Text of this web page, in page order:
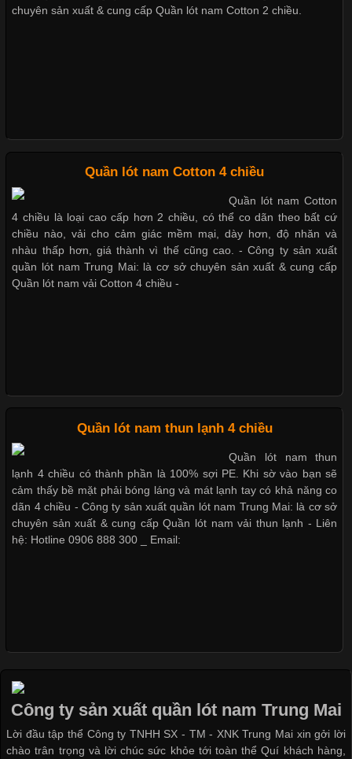
Trong những năm gần đây, vải Bamboo đang trở thành một
Những Loại Vải Thun Thông Dụng Và Đặc Điểm Nổi Bật
Cập nhật 2026-05-20 14:58:56
Vải thun là một trong những chất liệu được sử dụng rộng rãi
nhất trong ngành thời trang nhờ đặc tính co giãn, mềm mại và
thoải mái khi mặc. Từ áo thun, đồ thể thao cho đến đồ lót nam,
vải thun luôn đóng vai trò quan trọng trong quá trình sản xuất.
Cập nhật 2026-05-09 15:58:23
Các Form Áo Thun Phổ Biến Hiện Nay Và Xu Hướng Trong
Ngành May Mặc Áo thun là một trong những trang phục quen
thuộc và được sử dụng phổ biến nhất hiện nay. Không chỉ đa
dạng về màu sắc hay chất liệu, áo thun còn có nhiều form dáng
khác nhau để phù hợp với từng phong cách thời trang và nhu
cầu
Áo phông là một trong những trang phục phổ biến nhất trong
đời sống hiện đại nhờ sự tiện lợi, thoải mái và dễ phối đồ.
Không chỉ xuất hiện trong thời trang thường ngày, áo phông còn
được ứng dụng rộng rãi trong ngành sản xuất may mặc, đặc
biệt là các sản phẩm từ vải thun. Hiện nay,
Mẫu quần lót nam giá rẻ sốt hè 2017
Những mẩu quần lót nam thông dụng hiện nay
Bộ sưu tập quần lót nam Boxer TpHCM
Dễ chịu hơn với quần lót nam giá rẻ vải Cotton 4 chiều
chuyên sản xuất & cung cấp Quần lót nam Cotton 2 chiều.
Quần lót nam Cotton 4 chiều
Quần lót nam Cotton
4 chiều là loại cao cấp hơn 2 chiều, có thể co dãn theo bất cứ
chiều nào, vải cho cảm giác mềm mại, dày hơn, độ nhăn và
nhàu thấp hơn, giá thành vì thế cũng cao. - Công ty sản xuất
quần lót nam Trung Mai: là cơ sở chuyên sản xuất & cung cấp
Quần lót nam vải Cotton 4 chiều -
Quần lót nam thun lạnh 4 chiều
Quần lót nam thun
lạnh 4 chiều có thành phần là 100% sợi PE. Khi sờ vào bạn sẽ
cảm thấy bề mặt phải bóng láng và mát lạnh tay có khả năng co
dãn 4 chiều - Công ty sản xuất quần lót nam Trung Mai: là cơ sở
chuyên sản xuất & cung cấp Quần lót nam vải thun lạnh - Liên
hệ: Hotline 0906 888 300 _ Email:
Công ty sản xuất quần lót nam Trung Mai
Lời đầu tập thể Công ty TNHH SX - TM - XNK Trung Mai xin gởi lời
chào trân trọng và lời chúc sức khỏe tới toàn thể Quí khách hàng,